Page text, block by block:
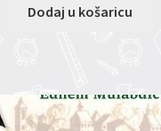
Dodaj u košaricu